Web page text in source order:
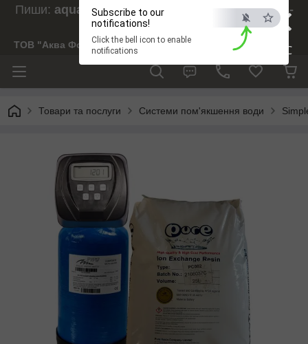
×
ESC
Subscribe to our
notifications!
Click the bell icon to enable
notifications
Пиши: aquaforesight@gmail.com , Дзвони:073-
238-29-97
ТОВ "Аква Форсайт"
Товари та послуги Системи пом'якшення води